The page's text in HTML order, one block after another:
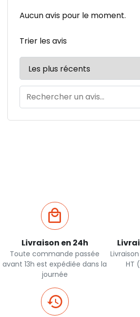
Aucun avis pour le moment.
Trier les avis
Livraison en 24h
Toute commande passée
avant 13h est expédiée dans la
journée
HT